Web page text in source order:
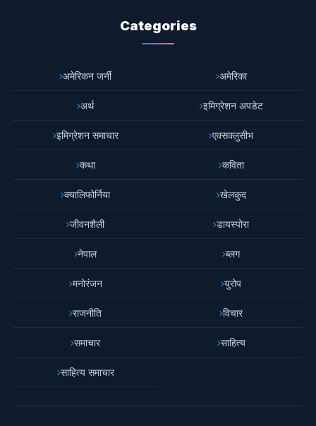
Categories
अमेरिकन जर्नी अमेरिका
अर्थ इमिग्रेशन अपडेट
इमिग्रेशन समाचार एक्सक्लुसीभ
कथा कविता
क्यालिफोर्निया खेलकुद
जीवनशैली डायस्पोरा
नेपाल ब्लग
मनोरंजन युरोप
राजनीति विचार
समाचार साहित्य
साहित्य समाचार